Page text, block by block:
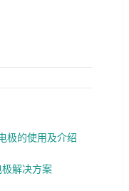
极的使用及介绍
解决方案